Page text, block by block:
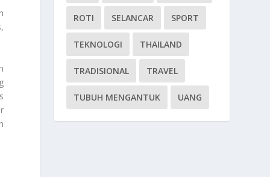
ROTI SELANCAR SPORT
TEKNOLOGI THAILAND
TRADISIONAL TRAVEL
TUBUH MENGANTUK UANG